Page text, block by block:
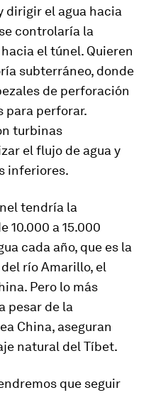
dirigir el agua hacia
controlaría la
el túnel. Quieren
subterráneo, donde
de perforación
para perforar.
turbinas
el flujo de agua y
inferiores.
tendría la
10.000 a 15.000
cada año, que es la
río Amarillo, el
Pero lo más
pesar de la
China, aseguran
natural del Tíbet.
que seguir